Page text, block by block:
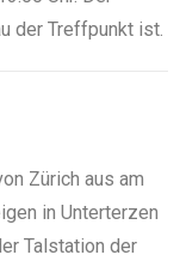
der Treffpunkt ist.
Zürich aus am
in Unterterzen
Talstation der